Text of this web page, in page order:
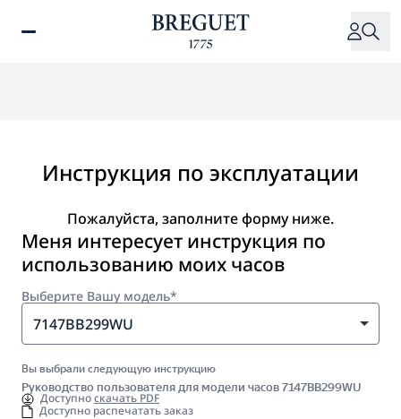
Инструкция по эксплуатации
Пожалуйста, заполните форму ниже.
Меня интересует инструкция по
использованию моих часов
Выберите Вашу модель*
7147BB299WU
Вы выбрали следующую инструкцию
Руководство пользователя для модели часов 7147BB299WU
Доступноскачать PDF
Доступно распечатать заказ